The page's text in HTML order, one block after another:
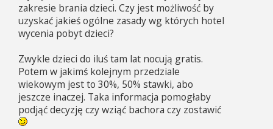
zakresie brania dzieci. Czy jest możliwość by
uzyskać jakieś ogólne zasady wg których hotel
wycenia pobyt dzieci?
Zwykle dzieci do iluś tam lat nocują gratis.
Potem w jakimś kolejnym przedziale
wiekowym jest to 30%, 50% stawki, abo
jeszcze inaczej. Taka informacja pomogłaby
podjąć decyzję czy wziąć bachora czy zostawić